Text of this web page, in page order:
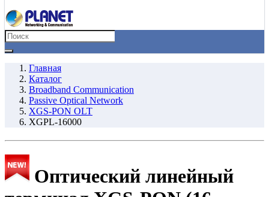
Главная
Каталог
Broadband Communication
Passive Optical Network
XGS-PON OLT
XGPL-16000
Оптический линейный